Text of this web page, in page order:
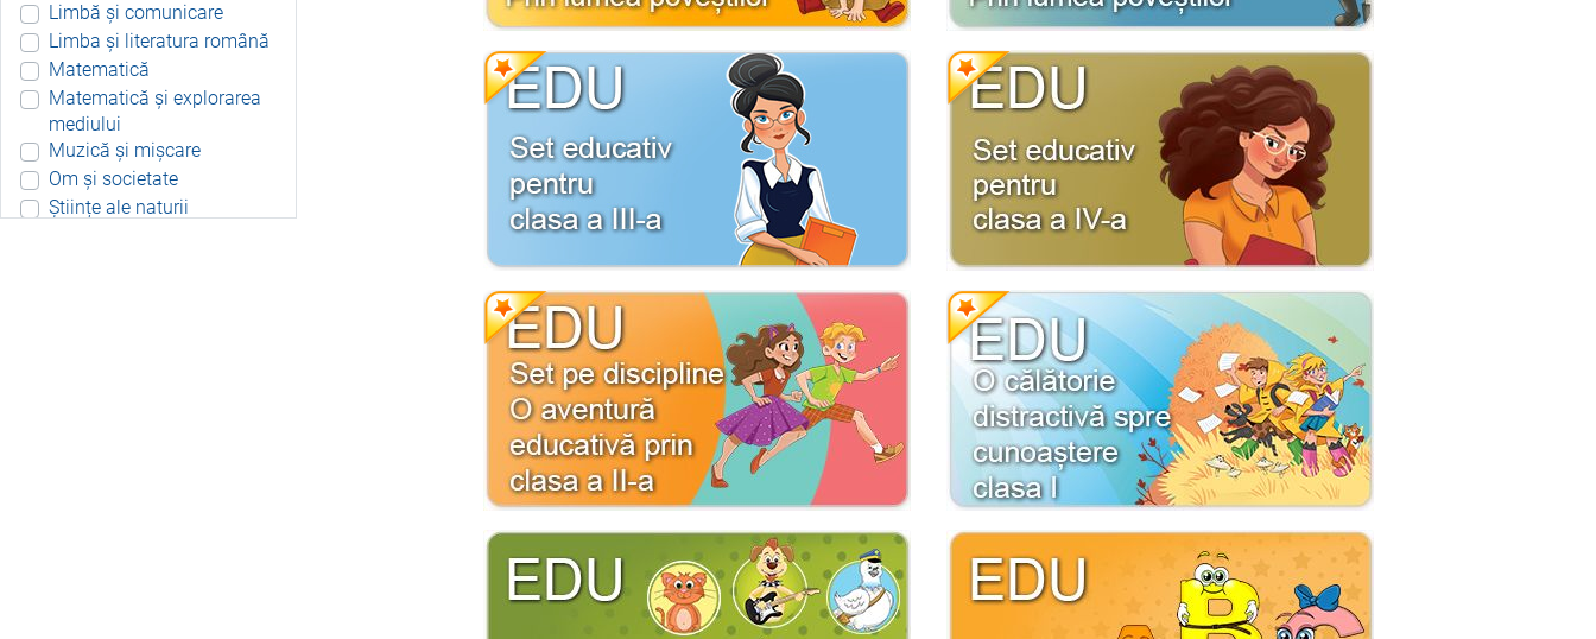
Limbă și comunicare
Limba și literatura română
Matematică
Matematică și explorarea
mediului
Muzică și mișcare
Om și societate
Științe ale naturii